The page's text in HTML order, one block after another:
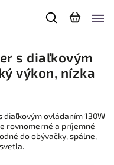
s diaľkovým
výkon, nízka
diaľkovým ovládaním 130W
rovnomerné a príjemné
do obývačky, spálne,